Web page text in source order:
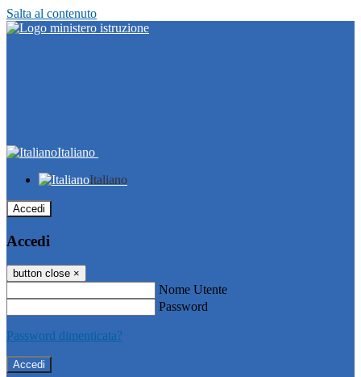
Salta al contenuto
Italiano
Italiano
Accedi
Accedi
button close ×
Nome Utente
Password
Password dimenticata?